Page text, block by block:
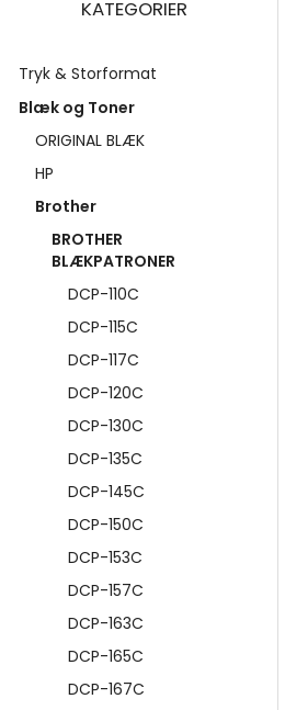
KATEGORIER
Tryk & Storformat
Blæk og Toner
ORIGINAL BLÆK
HP
Brother
BROTHER
BLÆKPATRONER
DCP-110C
DCP-115C
DCP-117C
DCP-120C
DCP-130C
DCP-135C
DCP-145C
DCP-150C
DCP-153C
DCP-157C
DCP-163C
DCP-165C
DCP-167C